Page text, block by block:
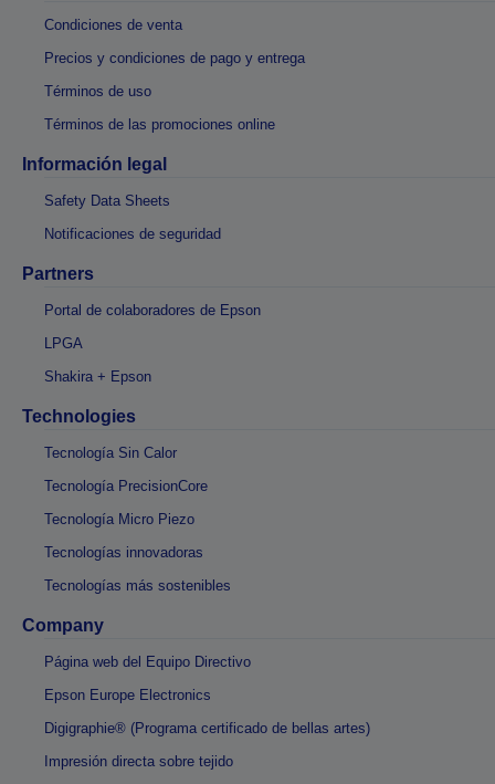
Condiciones de venta
Precios y condiciones de pago y entrega
Términos de uso
Términos de las promociones online
Información legal
Safety Data Sheets
Notificaciones de seguridad
Partners
Portal de colaboradores de Epson
LPGA
Shakira + Epson
Technologies
Tecnología Sin Calor
Tecnología PrecisionCore
Tecnología Micro Piezo
Tecnologías innovadoras
Tecnologías más sostenibles
Company
Página web del Equipo Directivo
Epson Europe Electronics
Digigraphie® (Programa certificado de bellas artes)
Impresión directa sobre tejido